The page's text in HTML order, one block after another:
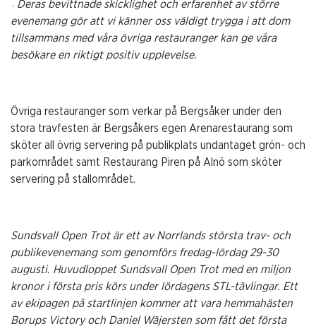
- Deras bevittnade skicklighet och erfarenhet av större
evenemang gör att vi känner oss väldigt trygga i att dom
tillsammans med våra övriga restauranger kan ge våra
besökare en riktigt positiv upplevelse.
Övriga restauranger som verkar på Bergsåker under den
stora travfesten är Bergsåkers egen Arenarestaurang som
sköter all övrig servering på publikplats undantaget grön- och
parkområdet samt Restaurang Piren på Alnö som sköter
servering på stallområdet.
Sundsvall Open Trot är ett av Norrlands största trav- och
publikevenemang som genomförs fredag-lördag 29-30
augusti. Huvudloppet Sundsvall Open Trot med en miljon
kronor i första pris körs under lördagens STL-tävlingar. Ett
av ekipagen på startlinjen kommer att vara hemmahästen
Borups Victory och Daniel Wäjersten som fått det första